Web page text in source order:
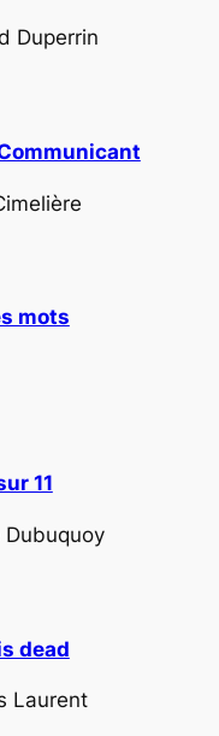
Duperrin
mots
11
Dubuquoy
dead
Laurent